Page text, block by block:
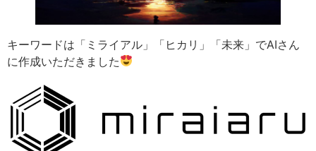
キーワードは「ミライアル」「ヒカリ」「未来」でAIさん
に作成いただきました